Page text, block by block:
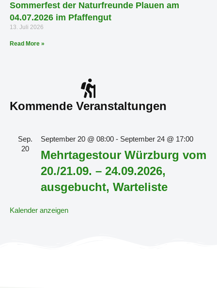
Sommerfest der Naturfreunde Plauen am
04.07.2026 im Pfaffengut
13. Juli 2026
Read More »
Kommende Veranstaltungen
Sep.
20
September 20 @ 08:00 - September 24 @ 17:00
Mehrtagestour Würzburg vom
20./21.09. – 24.09.2026,
ausgebucht, Warteliste
Kalender anzeigen